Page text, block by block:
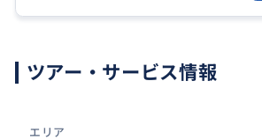
ツアー・サービス情報
エリア